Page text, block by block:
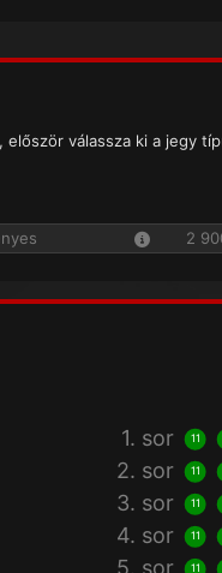
válassza ki a jegy
2
1. sor 11
2. sor 11
3. sor 11
4. sor 11
5. sor 11